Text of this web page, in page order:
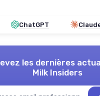
ChatGPT
les dernières
Milk Insiders